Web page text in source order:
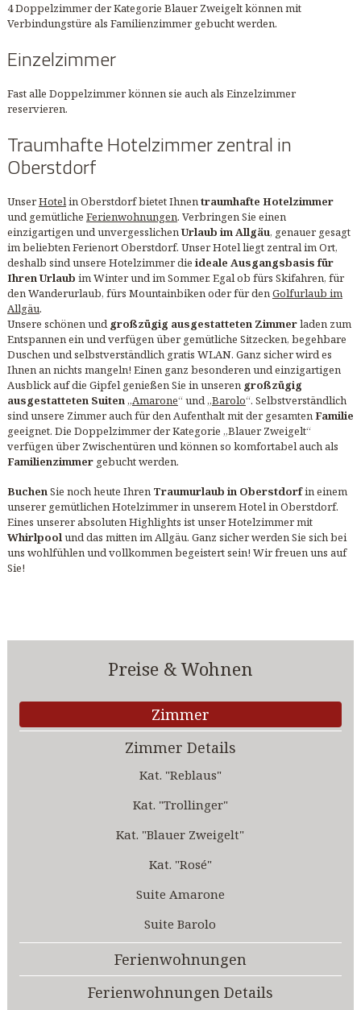
4 Doppelzimmer der Kategorie Blauer Zweigelt können mit
Verbindungstüre als Familienzimmer gebucht werden.
Einzelzimmer
Fast alle Doppelzimmer können sie auch als Einzelzimmer
reservieren.
Traumhafte Hotelzimmer zentral in
Oberstdorf
UnserHotel in Oberstdorf bietet Ihnen traumhafte Hotelzimmer
und gemütliche Ferienwohnungen. Verbringen Sie einen
einzigartigen und unvergesslichenUrlaub im Allgäu, genauer gesagt
im beliebten Ferienort Oberstdorf. Unser Hotel liegt zentral im Ort,
deshalb sind unsere Hotelzimmer die ideale Ausgangsbasis für
Ihren Urlaub im Winter und im Sommer. Egal ob fürs Skifahren, für
den Wanderurlaub, fürs Mountainbiken oder für den Golfurlaub im
Allgäu.
Unsere schönen und großzügig ausgestatteten Zimmerladen zum
Entspannen ein und verfügen über gemütliche Sitzecken, begehbare
Duschen und selbstverständlich gratis WLAN. Ganz sicher wird es
Ihnen an nichts mangeln! Einen ganz besonderen und einzigartigen
Ausblick auf die Gipfel genießen Sie in unseren großzügig
ausgestatteten Suiten „Amarone“ und „Barolo“. Selbstverständlich
sind unsere Zimmer auch für den Aufenthalt mit der gesamten Familie
geeignet. Die Doppelzimmer der Kategorie „Blauer Zweigelt“
verfügen über Zwischentüren und können so komfortabel auch als
Familienzimmergebucht werden.
BuchenSie noch heute Ihren Traumurlaub in Oberstdorfin einem
unserer gemütlichen Hotelzimmer in unserem Hotel in Oberstdorf.
Eines unserer absoluten Highlights ist unser Hotelzimmer mit
Whirlpoolund das mitten im Allgäu. Ganz sicher werden Sie sich bei
uns wohlfühlen und vollkommen begeistert sein! Wir freuen uns auf
Sie!
Preise & Wohnen
Zimmer
Zimmer Details
Kat. "Reblaus"
Kat. "Trollinger"
Kat. "Blauer Zweigelt"
Kat. "Rosé"
Suite Amarone
Suite Barolo
Ferienwohnungen
Ferienwohnungen Details